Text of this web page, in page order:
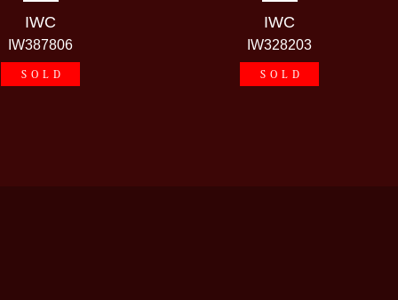
IWC
IW387806
SOLD
IWC
IW328203
SOLD